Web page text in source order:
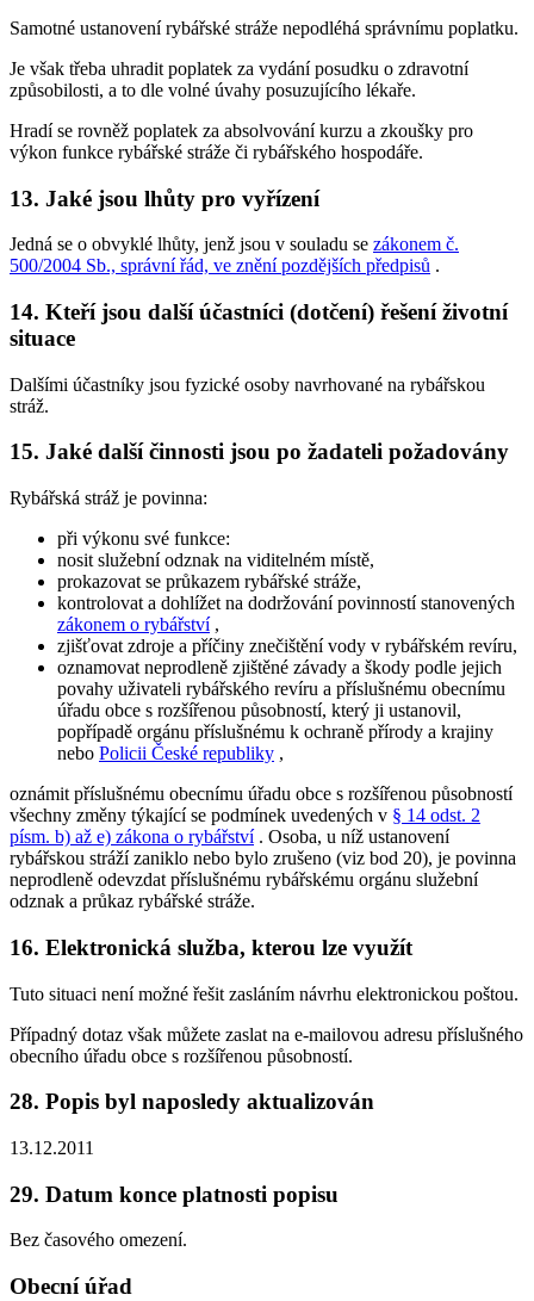
Samotné ustanovení rybářské stráže nepodléhá správnímu poplatku.
Je však třeba uhradit poplatek za vydání posudku o zdravotní
způsobilosti, a to dle volné úvahy posuzujícího lékaře.
Hradí se rovněž poplatek za absolvování kurzu a zkoušky pro
výkon funkce rybářské stráže či rybářského hospodáře.
13. Jaké jsou lhůty pro vyřízení
Jedná se o obvyklé lhůty, jenž jsou v souladu se zákonem č.
500/2004 Sb., správní řád, ve znění pozdějších předpisů .
14. Kteří jsou další účastníci (dotčení) řešení životní
situace
Dalšími účastníky jsou fyzické osoby navrhované na rybářskou
stráž.
15. Jaké další činnosti jsou po žadateli požadovány
Rybářská stráž je povinna:
při výkonu své funkce:
nosit služební odznak na viditelném místě,
prokazovat se průkazem rybářské stráže,
kontrolovat a dohlížet na dodržování povinností stanovených
zákonem o rybářství,
zjišťovat zdroje a příčiny znečištění vody v rybářském revíru,
oznamovat neprodleně zjištěné závady a škody podle jejich
povahy uživateli rybářského revíru a příslušnému obecnímu
úřadu obce s rozšířenou působností, který ji ustanovil,
popřípadě orgánu příslušnému k ochraně přírody a krajiny
nebo Policii České republiky ,
oznámit příslušnému obecnímu úřadu obce s rozšířenou působností
všechny změny týkající se podmínek uvedených v § 14 odst. 2
písm. b) až e) zákona o rybářství. Osoba, u níž ustanovení
rybářskou stráží zaniklo nebo bylo zrušeno (viz bod 20), je povinna
neprodleně odevzdat příslušnému rybářskému orgánu služební
odznak a průkaz rybářské stráže.
16. Elektronická služba, kterou lze využít
Tuto situaci není možné řešit zasláním návrhu elektronickou poštou.
Případný dotaz však můžete zaslat na e-mailovou adresu příslušného
obecního úřadu obce s rozšířenou působností.
28. Popis byl naposledy aktualizován
13.12.2011
29. Datum konce platnosti popisu
Bez časového omezení.
Obecní úřad